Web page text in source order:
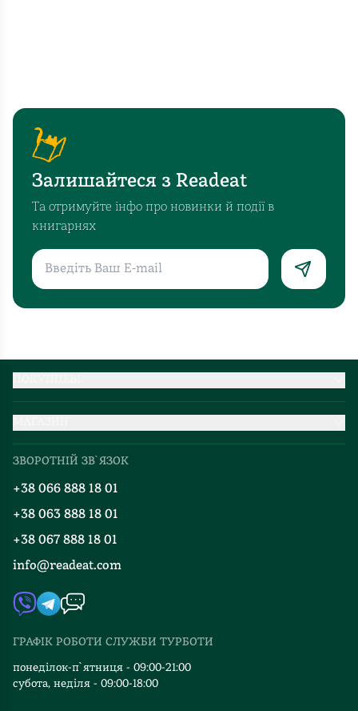
Залишайтеся з Readeat
Та отримуйте інфо про новинки й події в
книгарнях
Про нас
Добірки
Блог
Події
Книгарні
Контакти
Автори
Видавництва
Відгуки та оцінка RDT
Партнерство
ЗВОРОТНІЙ ЗВ`ЯЗОК
+38 066 888 18 01
+38 063 888 18 01
+38 067 888 18 01
info@readeat.com
ГРАФІК РОБОТИ СЛУЖБИ ТУРБОТИ
понеділок-п`ятниця - 09:00-21:00
субота, неділя - 09:00-18:00